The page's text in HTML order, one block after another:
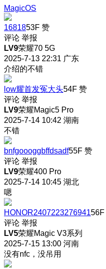
MagicOS
1681853F 赞
评论 举报
LV9荣耀70 5G
2025-7-13 22:31 广东
介绍的不错
low耀首发冤大头54F 赞
评论 举报
LV9荣耀Magic5 Pro
2025-7-14 10:42 湖南
不错
bnfgoooggbffdsadf55F 赞
评论 举报
LV9荣耀400 Pro
2025-7-14 10:45 湖北
嗯
HONOR240722327694156F
评论 举报
LV5荣耀Magic V3系列
2025-7-15 13:00 河南
没有nfc，没吊用